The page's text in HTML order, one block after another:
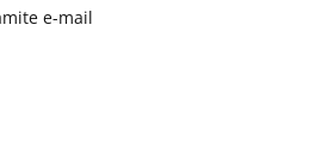
e-mail